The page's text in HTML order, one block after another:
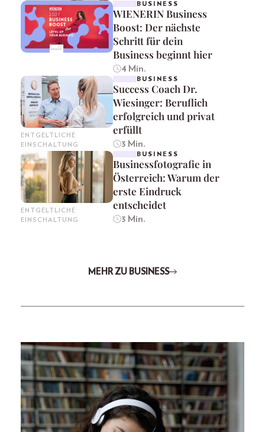
BUSINESS
WIENERIN Business
Boost: Der nächste
Schritt für dein
Business beginnt hier
4 Min.
ENTGELTLICHE
EINSCHALTUNG
BUSINESS
Success Coach Dr.
Wiesinger: Beruflich
erfolgreich und privat
erfüllt
3 Min.
ENTGELTLICHE
EINSCHALTUNG
BUSINESS
Businessfotografie in
Österreich: Warum der
erste Eindruck
entscheidet
3 Min.
MEHR ZU BUSINESS